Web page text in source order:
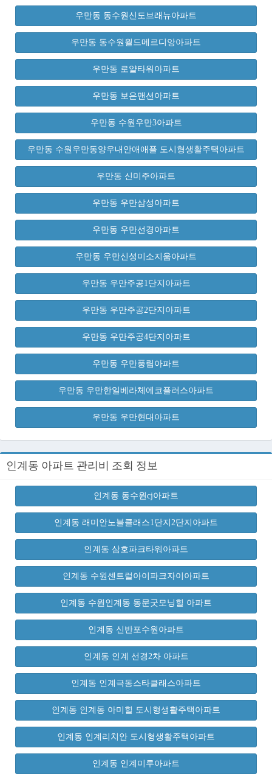
우만동 동수원신도브래뉴아파트
우만동 동수원월드메르디앙아파트
우만동 로얄타워아파트
우만동 보은맨션아파트
우만동 수원우만3아파트
우만동 수원우만동양우내안애애플 도시형생활주택아파트
우만동 신미주아파트
우만동 우만삼성아파트
우만동 우만선경아파트
우만동 우만신성미소지움아파트
우만동 우만주공1단지아파트
우만동 우만주공2단지아파트
우만동 우만주공4단지아파트
우만동 우만풍림아파트
우만동 우만한일베라체에코플러스아파트
우만동 우만현대아파트
인계동 아파트 관리비 조회 정보
인계동 동수원cj아파트
인계동 래미안노블클래스1단지2단지아파트
인계동 삼호파크타워아파트
인계동 수원센트럴아이파크자이아파트
인계동 수원인계동 동문굿모닝힐 아파트
인계동 신반포수원아파트
인계동 인계 선경2차 아파트
인계동 인계극동스타클래스아파트
인계동 인계동 아미힐 도시형생활주택아파트
인계동 인계리치안 도시형생활주택아파트
인계동 인계미루아파트